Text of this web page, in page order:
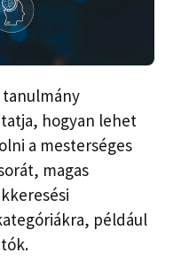
hogyan lehet
a mesterséges
magas
például